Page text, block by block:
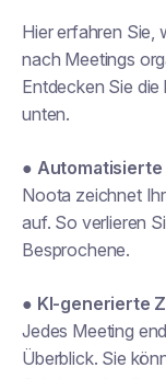
Hier erfahren Sie,
nach Meetings
Entdecken Sie
unten.
●
Noota zeichnet
auf. So verlieren
Besprochene.
● KI-generierte
Jedes Meeting
Überblick. Sie